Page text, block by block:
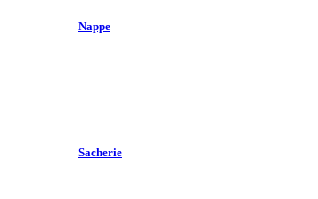
Nappe
Sacherie